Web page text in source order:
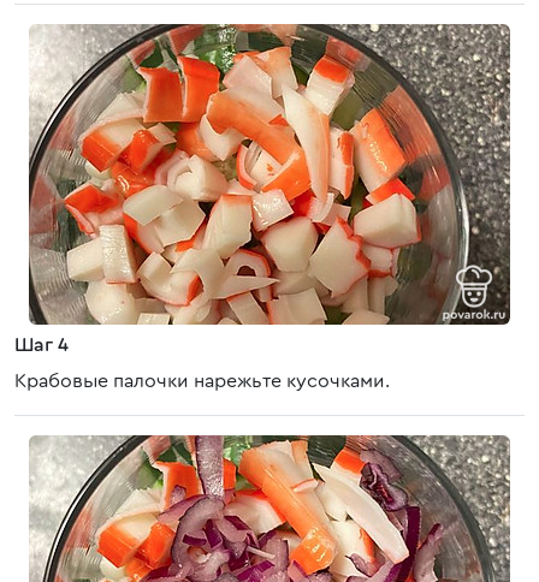
Шаг 4
Крабовые палочки нарежьте кусочками.